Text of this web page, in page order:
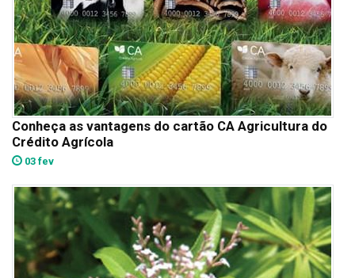
Conheça as vantagens do cartão CA Agricultura do
Crédito Agrícola
03 fev